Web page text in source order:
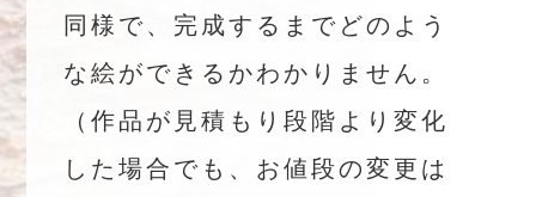
同様で、完成するまでどのよう
な絵ができるかわかりません。
（作品が見積もり段階より変化
した場合でも、お値段の変更は